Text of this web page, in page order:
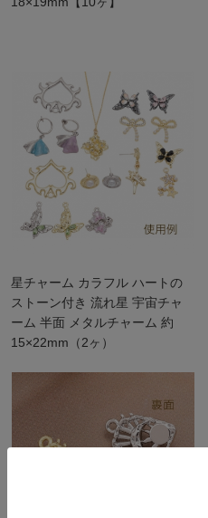
星チャーム カラフル ハートの
ストーン付き 流れ星 宇宙チャ
ーム 半面 メタルチャーム 約
15×22mm（2ヶ）